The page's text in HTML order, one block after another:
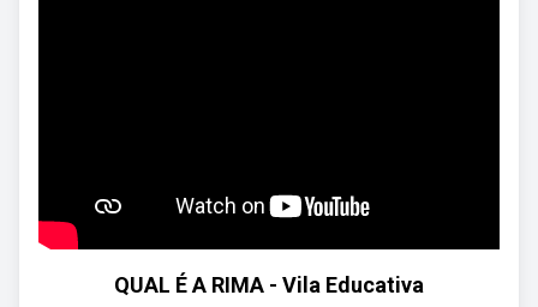
QUAL É A RIMA - Vila Educativa